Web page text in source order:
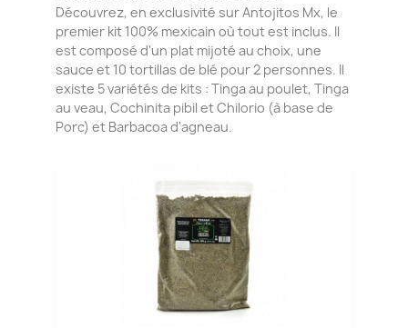
Découvrez, en exclusivité sur Antojitos Mx, le
premier kit 100% mexicain où tout est inclus. Il
est composé d'un plat mijoté au choix, une
sauce et 10 tortillas de blé pour 2 personnes. Il
existe 5 variétés de kits : Tinga au poulet, Tinga
au veau, Cochinita pibil et Chilorio (à base de
Porc) et Barbacoa d'agneau.